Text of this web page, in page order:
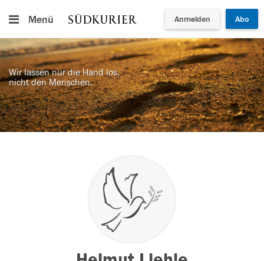
Menü Anmelden Abo
Wir lassen nur die Hand los,
nicht den Menschen.